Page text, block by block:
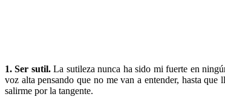
1. Ser sutil.La sutileza nunca ha sido mi fuerte en
voz alta pensando que no me van a entender, hasta
salirme por la tangente.